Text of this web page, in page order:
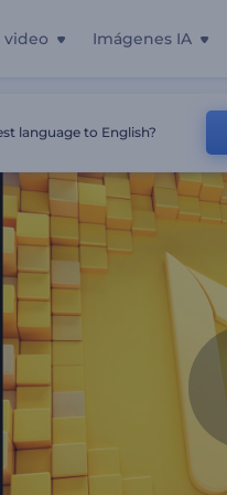
video Imágenes IA
Con Formas Geométricas
language to English?